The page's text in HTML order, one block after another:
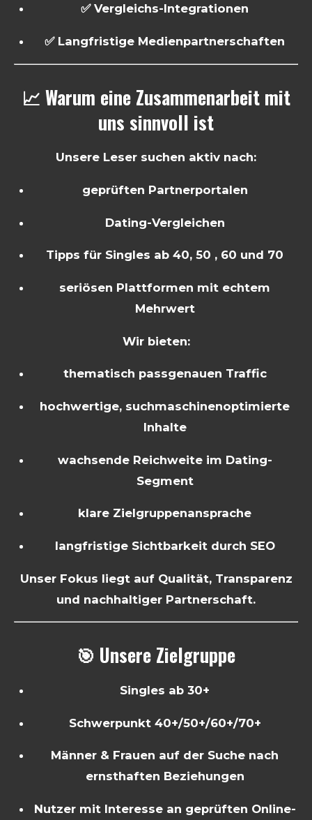
✅ Vergleichs-Integrationen
✅ Langfristige Medienpartnerschaften
📈 Warum eine Zusammenarbeit mit
uns sinnvoll ist
Unsere Leser suchen aktiv nach:
geprüften Partnerportalen
Dating-Vergleichen
Tipps für Singles ab 40, 50 , 60 und 70
seriösen Plattformen mit echtem
Mehrwert
Wir bieten:
thematisch passgenauen Traffic
hochwertige, suchmaschinenoptimierte
Inhalte
wachsende Reichweite im Dating-
Segment
klare Zielgruppenansprache
langfristige Sichtbarkeit durch SEO
Unser Fokus liegt auf Qualität, Transparenz
und nachhaltiger Partnerschaft.
🎯 Unsere Zielgruppe
Singles ab 30+
Schwerpunkt 40+/50+/60+/70+
Männer & Frauen auf der Suche nach
ernsthaften Beziehungen
Nutzer mit Interesse an geprüften Online-